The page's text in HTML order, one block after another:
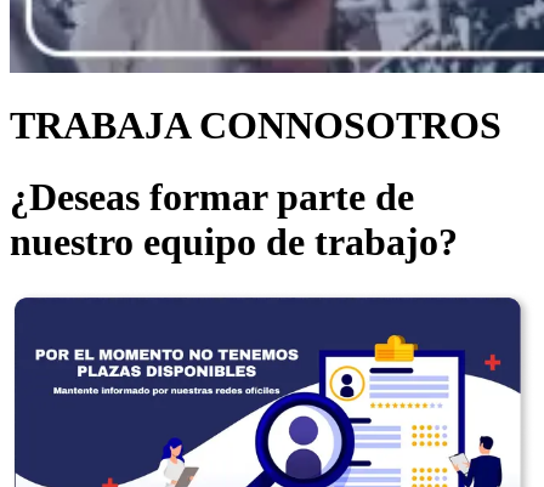
TRABAJA CONNOSOTROS
¿Deseas formar parte de
nuestro equipo de trabajo?